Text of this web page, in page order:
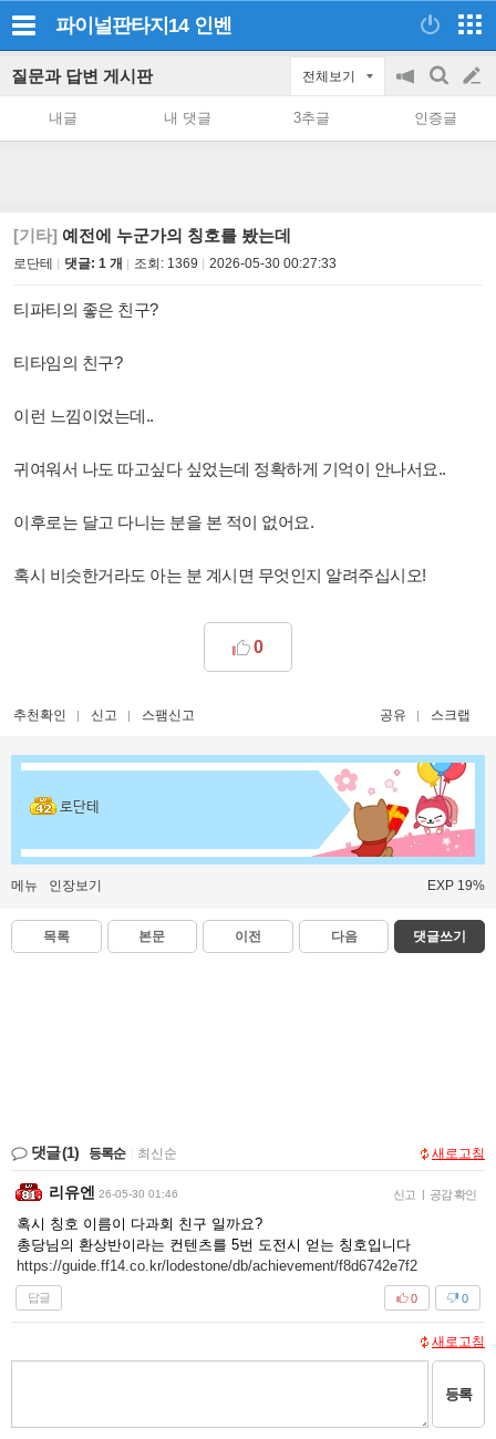
파이널판타지14 인벤
질문과 답변 게시판 전체보기
공
on/off
검
색
글
쓰
내글 내 댓글 3추글 인증글
[기타] 예전에 누군가의 칭호를 봤는데
로단테 댓글: 1 개 조회: 1369 2026-05-30 00:27:33
티파티의 좋은 친구?
티타임의 친구?
이런 느낌이었는데..
귀여워서 나도 따고싶다 싶었는데 정확하게 기억이 안나서요..
이후로는 달고 다니는 분을 본 적이 없어요.
혹시 비슷한거라도 아는 분 계시면 무엇인지 알려주십시오!
0
추천확인 신고 스팸신고 공유 스크랩
로단테
메뉴 인장보기 EXP 19%
목록 본문 이전 다음 댓글쓰기
댓글(1) 등록순 최신순 새로고침
리유엔 26-05-30 01:46 신고 | 공감 확인
혹시 칭호 이름이 다과회 친구 일까요?
총당님의 환상반이라는 컨텐츠를 5번 도전시 얻는 칭호입니다
https://guide.ff14.co.kr/lodestone/db/achievement/f8d6742e7f2
답글 0
0
새로고침
등록